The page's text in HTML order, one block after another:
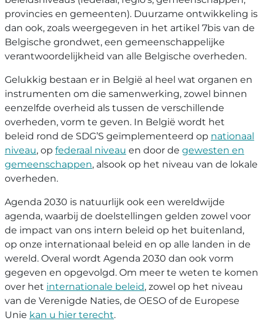
provincies en gemeenten). Duurzame ontwikkeling is
dan ook, zoals weergegeven in het artikel 7bis van de
Belgische grondwet, een gemeenschappelijke
verantwoordelijkheid van alle Belgische overheden.
Gelukkig bestaan er in België al heel wat organen en
instrumenten om die samenwerking, zowel binnen
eenzelfde overheid als tussen de verschillende
overheden, vorm te geven. In België wordt het
beleid rond de SDG’S geïmplementeerd op nationaal
niveau, op federaal niveau en door de gewesten en
gemeenschappen, alsook op het niveau van de lokale
overheden.
Agenda 2030 is natuurlijk ook een wereldwijde
agenda, waarbij de doelstellingen gelden zowel voor
de impact van ons intern beleid op het buitenland,
op onze internationaal beleid en op alle landen in de
wereld. Overal wordt Agenda 2030 dan ook vorm
gegeven en opgevolgd. Om meer te weten te komen
over het internationale beleid, zowel op het niveau
van de Verenigde Naties, de OESO of de Europese
Unie kan u hier terecht.